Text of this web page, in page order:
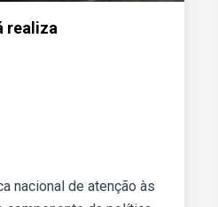
realiza
nacional de atenção às